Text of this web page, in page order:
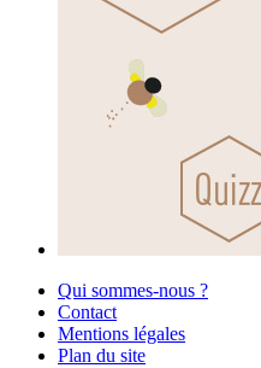
Qui sommes-nous ?
Contact
Mentions légales
Plan du site